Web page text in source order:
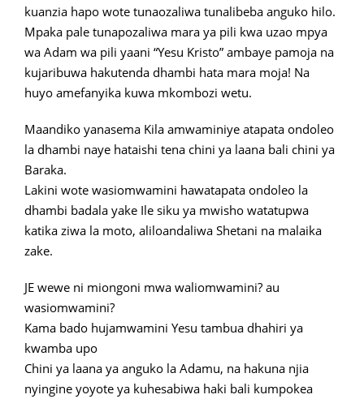
kuanzia hapo wote tunaozaliwa tunalibeba anguko hilo.
Mpaka pale tunapozaliwa mara ya pili kwa uzao mpya
wa Adam wa pili yaani “Yesu Kristo” ambaye pamoja na
kujaribuwa hakutenda dhambi hata mara moja! Na
huyo amefanyika kuwa mkombozi wetu.
Maandiko yanasema Kila amwaminiye atapata ondoleo
la dhambi naye hataishi tena chini ya laana bali chini ya
Baraka.
Lakini wote wasiomwamini hawatapata ondoleo la
dhambi badala yake Ile siku ya mwisho watatupwa
katika ziwa la moto, aliloandaliwa Shetani na malaika
zake.
JE wewe ni miongoni mwa waliomwamini? au
wasiomwamini?
Kama bado hujamwamini Yesu tambua dhahiri ya
kwamba upo
Chini ya laana ya anguko la Adamu, na hakuna njia
nyingine yoyote ya kuhesabiwa haki bali kumpokea